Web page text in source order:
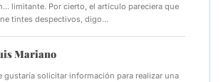
limitante. Por cierto, el artículo pareciera que
tintes despectivos, digo…
Mariano
gustaría solicitar información para realizar una